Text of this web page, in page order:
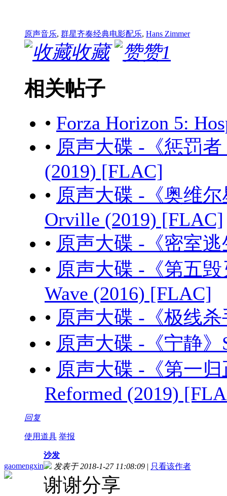
原声音乐, 群星齐奏经典电影配乐, Hans Zimmer
收藏 赞1
相关帖子
• Forza Horizon 5:
• 原声大碟 -《惩罚者
(2019) [FLAC]
• 原声大碟 -《奥维
Orville (2019) [FLAC]
• 原声大碟 -《密室逃
• 原声大碟 -《第五
Wave (2016) [FLAC]
• 原声大碟 -《极线
• 原声大碟 -《宁静
• 原声大碟 -《第一
Reformed (2019)
回复
使用道具 举报
gaomengxin
沙发
发表于 2018-1-27 11:08:09 | 只看该作者
谢谢分享